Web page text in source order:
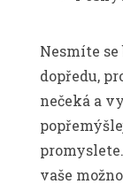
Nesmíte
dopředu,
nečeká a
vaše